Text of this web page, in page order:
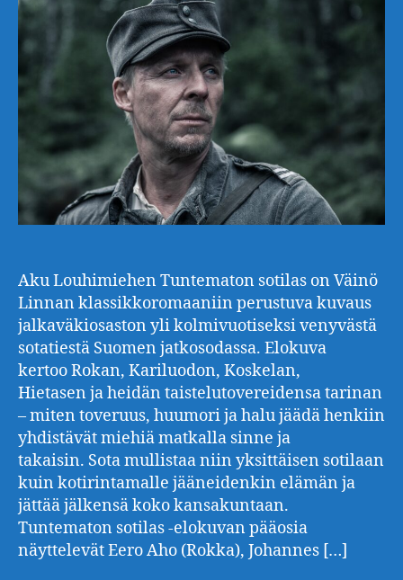
Aku Louhimiehen Tuntematon sotilas on Väinö
Linnan klassikkoromaaniin perustuva kuvaus
jalkaväkiosaston yli kolmivuotiseksi venyvästä
sotatiestä Suomen jatkosodassa. Elokuva
kertoo Rokan, Kariluodon, Koskelan,
Hietasen ja heidän taistelutovereidensa tarinan
– miten toveruus, huumori ja halu jäädä henkiin
yhdistävät miehiä matkalla sinne ja
takaisin. Sota mullistaa niin yksittäisen sotilaan
kuin kotirintamalle jääneidenkin elämän ja
jättää jälkensä koko kansakuntaan.
Tuntematon sotilas -elokuvan pääosia
näyttelevät Eero Aho (Rokka), Johannes […]